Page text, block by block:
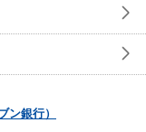
ン銀行）